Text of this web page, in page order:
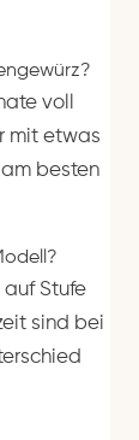
voll
mit etwas
besten
auf Stufe
sind bei